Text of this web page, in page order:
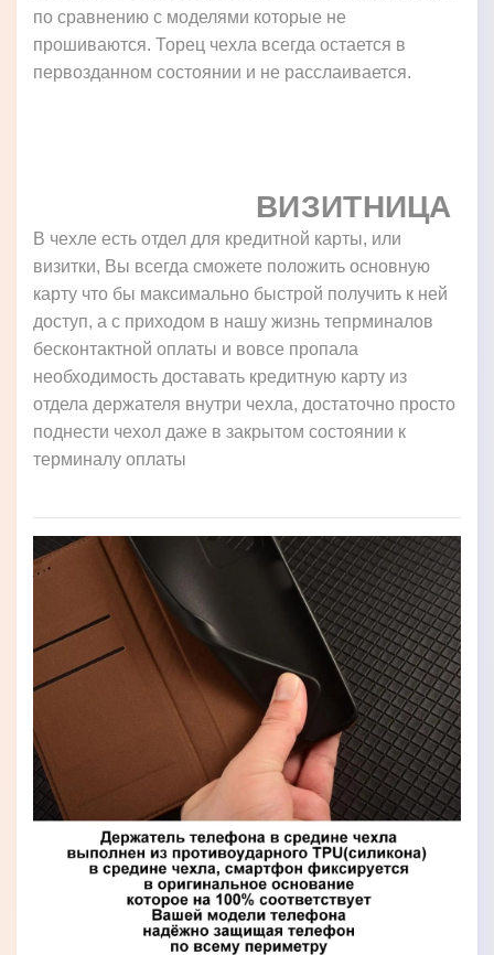
по сравнению с моделями которые не
прошиваются. Торец чехла всегда остается в
первозданном состоянии и не расслаивается.
ВИЗИТНИЦА
В чехле есть отдел для кредитной карты, или
визитки, Вы всегда сможете положить основную
карту что бы максимально быстрой получить к ней
доступ, а с приходом в нашу жизнь тепрминалов
бесконтактной оплаты и вовсе пропала
необходимость доставать кредитную карту из
отдела держателя внутри чехла, достаточно просто
поднести чехол даже в закрытом состоянии к
терминалу оплаты